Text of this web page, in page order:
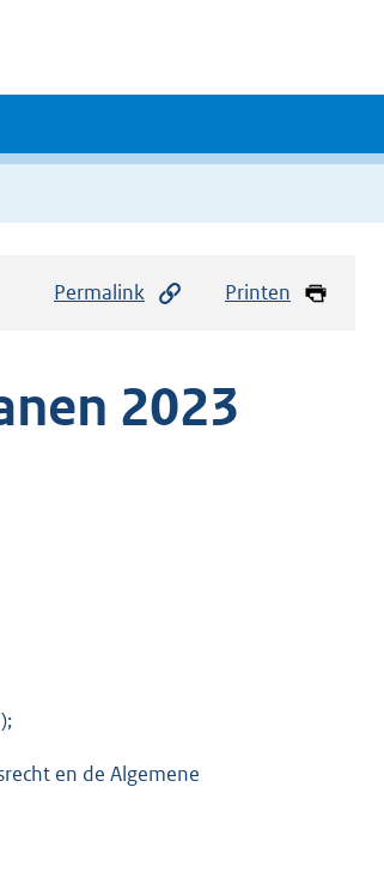
Permalink Printen
2023
en de Algemene